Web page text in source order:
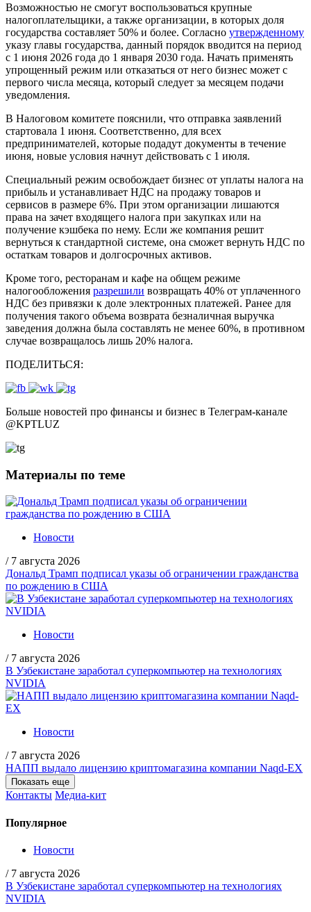
Возможностью не смогут воспользоваться крупные
налогоплательщики, а также организации, в которых доля
государства составляет 50% и более. Согласно утвержденному
указу главы государства, данный порядок вводится на период
с 1 июня 2026 года до 1 января 2030 года. Начать применять
упрощенный режим или отказаться от него бизнес может с
первого числа месяца, который следует за месяцем подачи
уведомления.
В Налоговом комитете пояснили, что отправка заявлений
стартовала 1 июня. Соответственно, для всех
предпринимателей, которые подадут документы в течение
июня, новые условия начнут действовать с 1 июля.
Специальный режим освобождает бизнес от уплаты налога на
прибыль и устанавливает НДС на продажу товаров и
сервисов в размере 6%. При этом организации лишаются
права на зачет входящего налога при закупках или на
получение кэшбека по нему. Если же компания решит
вернуться к стандартной системе, она сможет вернуть НДС по
остаткам товаров и долгосрочных активов.
Кроме того, ресторанам и кафе на общем режиме
налогообложения разрешили возвращать 40% от уплаченного
НДС без привязки к доле электронных платежей. Ранее для
получения такого объема возврата безналичная выручка
заведения должна была составлять не менее 60%, в противном
случае возвращалось лишь 20% налога.
ПОДЕЛИТЬСЯ:
Больше новостей про финансы и бизнес в Телеграм-канале
@KPTLUZ
Материалы по теме
Новости
/ 7 августа 2026
Дональд Трамп подписал указы об ограничении гражданства
по рождению в США
Новости
/ 7 августа 2026
В Узбекистане заработал суперкомпьютер на технологиях
NVIDIA
Новости
/ 7 августа 2026
НАПП выдало лицензию криптомагазина компании Naqd-EX
Показать еще
Контакты Медиа-кит
Популярное
Новости
/ 7 августа 2026
В Узбекистане заработал суперкомпьютер на технологиях
NVIDIA